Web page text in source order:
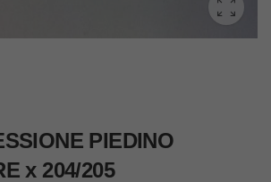
PIEDINO
x 204/205